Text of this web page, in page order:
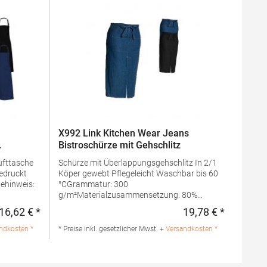
zur
Regulärer Preis:
16,62 € *
*
X992 Link Kitchen Wear Jeans
Bistroschürze mit Gehschlitz
Schürze mit Überlappungsgehschlitz In 2/1
Köper gewebt Pflegeleicht Waschbar bis 60
°CGrammatur: 300
g/m²Materialzusammensetzung: 80%
FS100100SPJNS Hersteller: Halink
Regulärer
19,78 € *
* Preise inkl. gesetzlicher Mwst. + Versandkosten *